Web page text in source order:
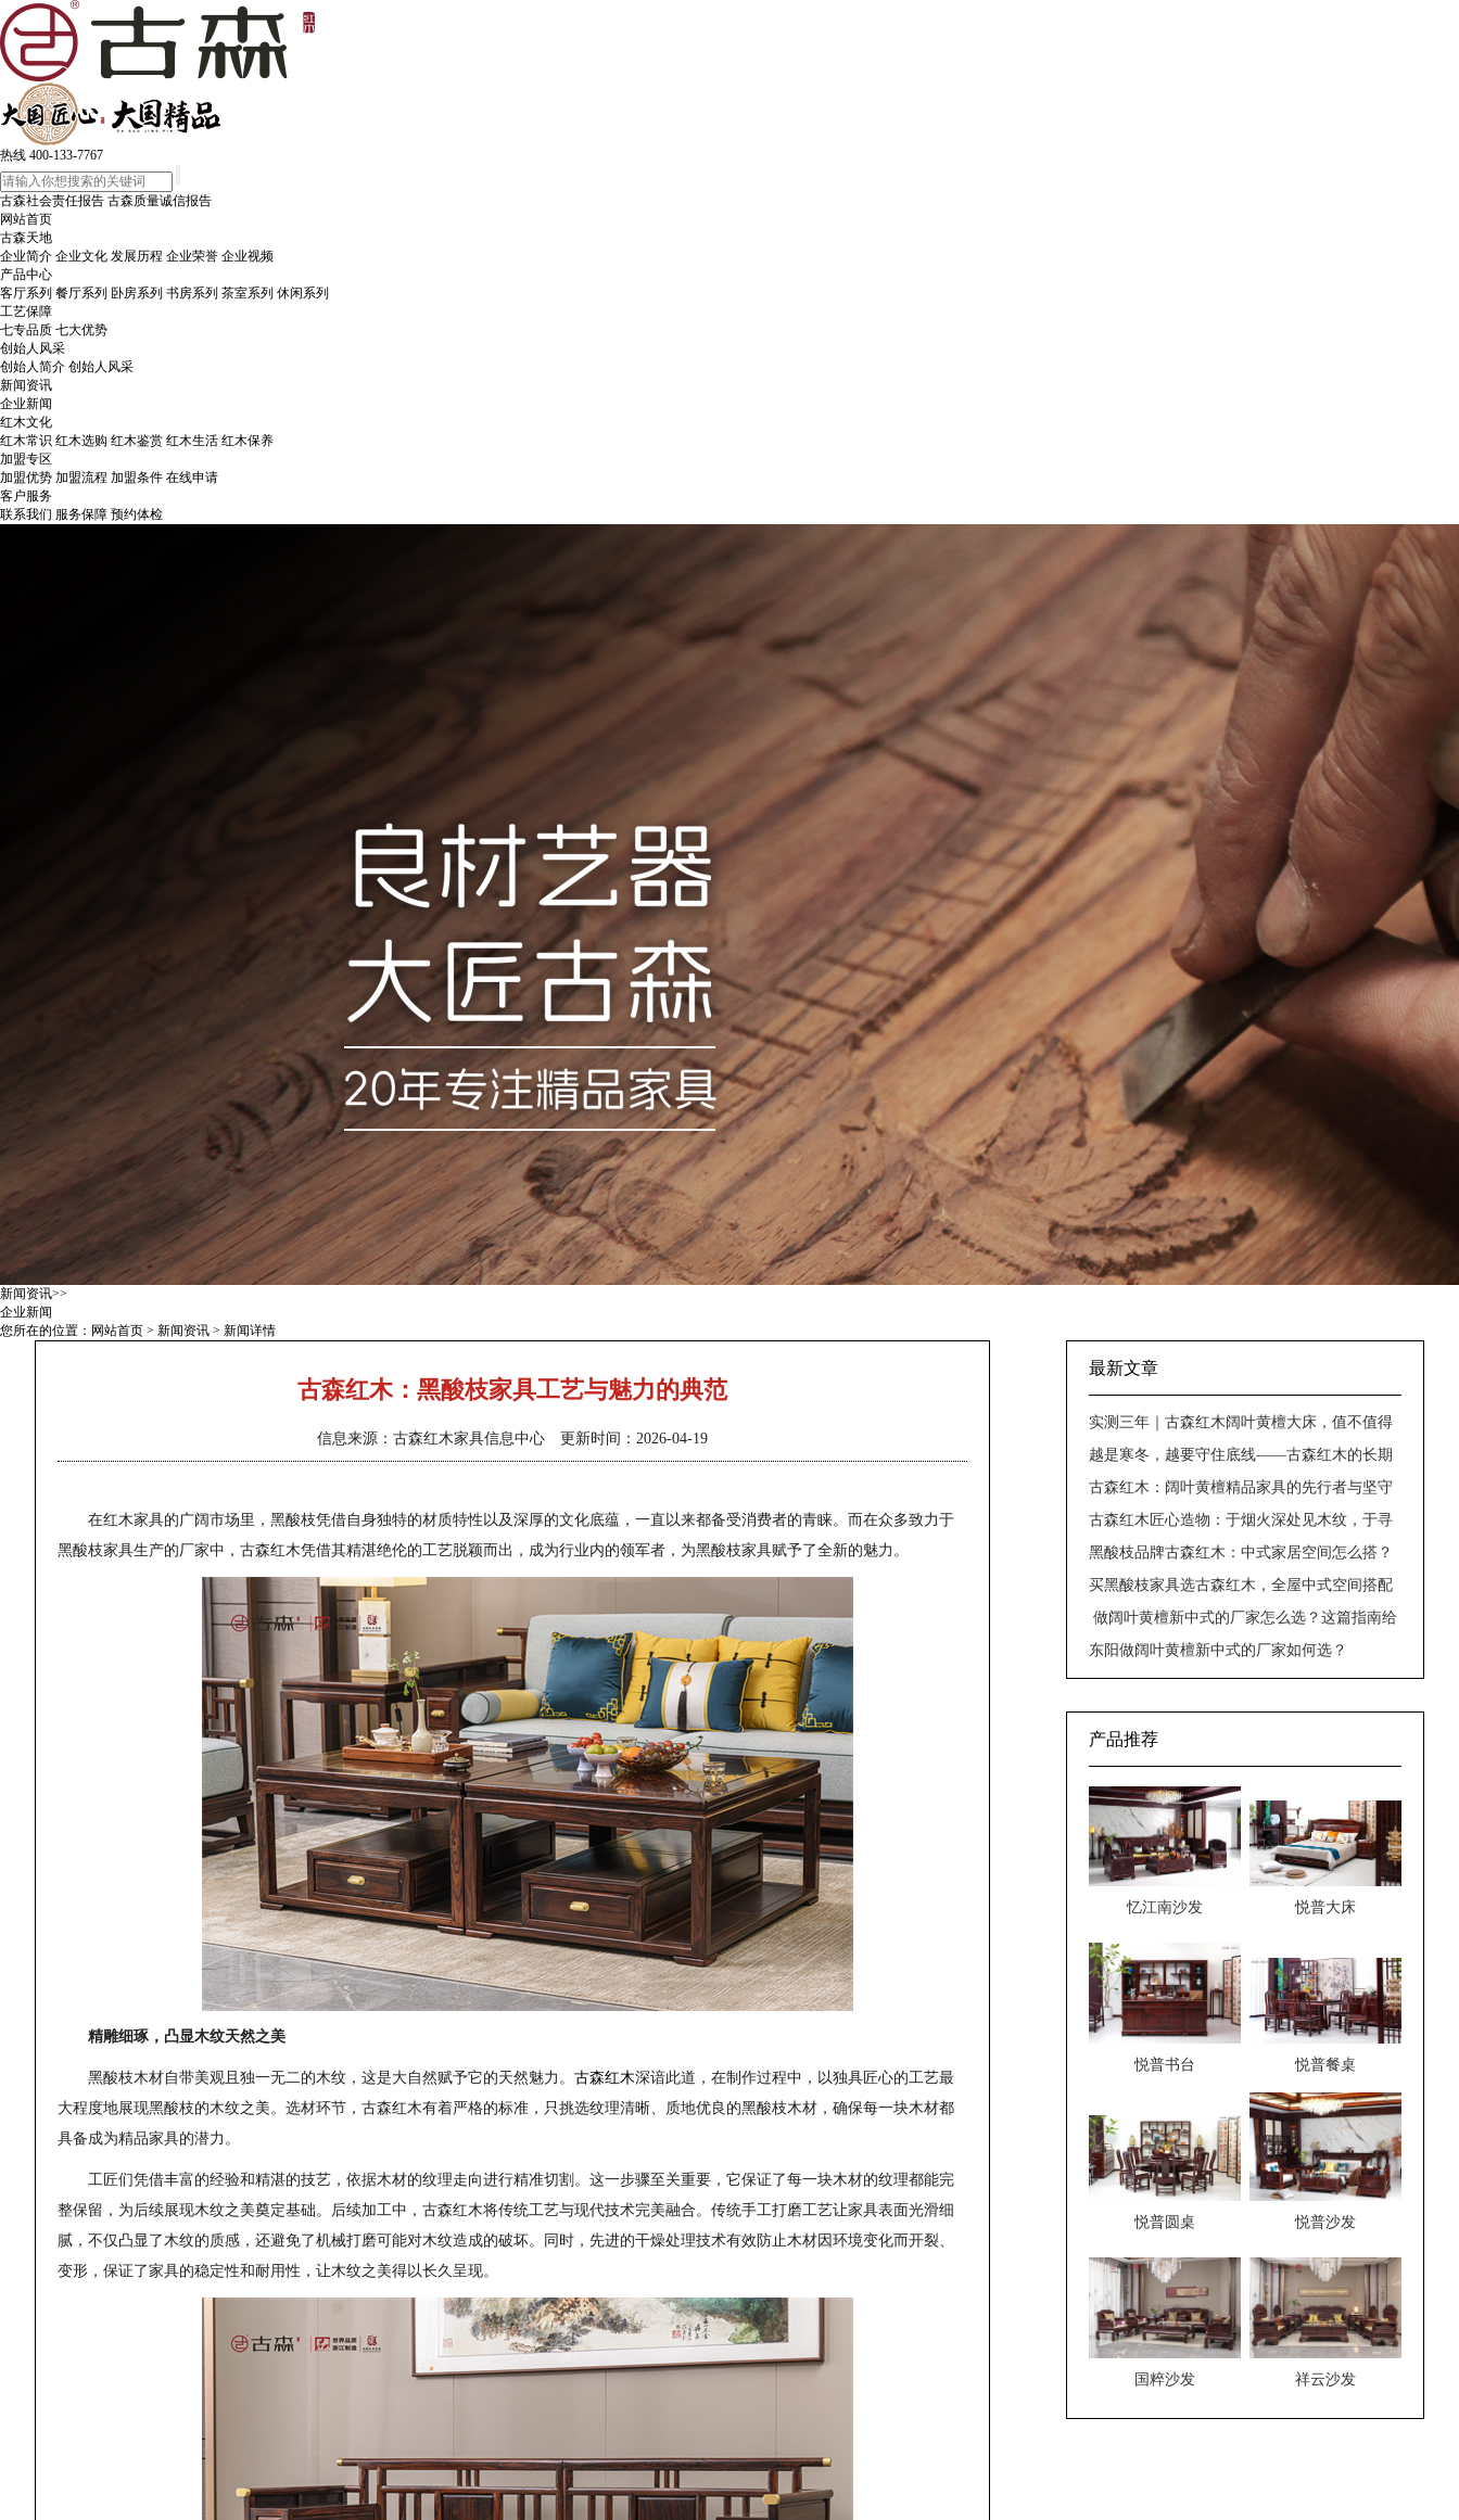
热线 400-133-7767
古森社会责任报告 古森质量诚信报告
网站首页
古森天地
企业简介 企业文化 发展历程 企业荣誉 企业视频
产品中心
客厅系列 餐厅系列 卧房系列 书房系列 茶室系列 休闲系列
工艺保障
七专品质 七大优势
创始人风采
创始人简介 创始人风采
新闻资讯
企业新闻
红木文化
红木常识 红木选购 红木鉴赏 红木生活 红木保养
加盟专区
加盟优势 加盟流程 加盟条件 在线申请
客户服务
联系我们 服务保障 预约体检
新闻资讯>>
企业新闻
您所在的位置： 网站首页 > 新闻资讯 > 新闻详情
古森红木：黑酸枝家具工艺与魅力的典范
信息来源：古森红木家具信息中心 更新时间：2026-04-19
在红木家具的广阔市场里，黑酸枝凭借自身独特的材质特性以及深厚的文化底蕴，一直以来都备受消费者的青睐。而在众多致力于
黑酸枝家具生产的厂家中，古森红木凭借其精湛绝伦的工艺脱颖而出，成为行业内的领军者，为黑酸枝家具赋予了全新的魅力。
精雕细琢，凸显木纹天然之美
黑酸枝木材自带美观且独一无二的木纹，这是大自然赋予它的天然魅力。 古森红木深谙此道，在制作过程中，以独具匠心的工艺最
大程度地展现黑酸枝的木纹之美。选材环节，古森红木有着严格的标准，只挑选纹理清晰、质地优良的黑酸枝木材，确保每一块木材都
具备成为精品家具的潜力。
工匠们凭借丰富的经验和精湛的技艺，依据木材的纹理走向进行精准切割。这一步骤至关重要，它保证了每一块木材的纹理都能完
整保留，为后续展现木纹之美奠定基础。后续加工中，古森红木将传统工艺与现代技术完美融合。传统手工打磨工艺让家具表面光滑细
腻，不仅凸显了木纹的质感，还避免了机械打磨可能对木纹造成的破坏。同时，先进的干燥处理技术有效防止木材因环境变化而开裂、
变形，保证了家具的稳定性和耐用性，让木纹之美得以长久呈现。
最新文章
实测三年｜古森红木阔叶黄檀大床，值不值得
入手？
越是寒冬，越要守住底线——古森红木的长期
主义坚守
古森红木：阔叶黄檀精品家具的先行者与坚守
者
古森红木匠心造物：于烟火深处见木纹，于寻
常之中藏风骨
黑酸枝品牌古森红木：中式家居空间怎么搭？
买黑酸枝家具选古森红木，全屋中式空间搭配
实用方案
​ 做阔叶黄檀新中式的厂家怎么选？这篇指南给
你明确答案
东阳做阔叶黄檀新中式的厂家如何选？
产品推荐
忆江南沙发 悦普大床
悦普书台 悦普餐桌
悦普圆桌 悦普沙发
国粹沙发 ​祥云沙发